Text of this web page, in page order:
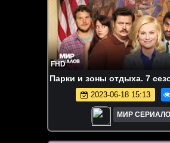
FHD
Пapки и зоны отдыха. 7
2023-06-18 15:13
МИР